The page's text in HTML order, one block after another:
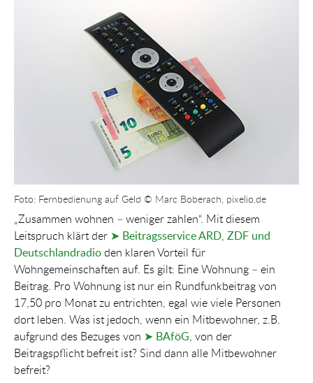
Foto: Fernbedienung auf Geld © Marc Boberach, pixelio.de
„Zusammen wohnen – weniger zahlen“. Mit diesem
Leitspruch klärt der ➤ Beitragsservice ARD, ZDF und
Deutschlandradio den klaren Vorteil für
Wohngemeinschaften auf. Es gilt: Eine Wohnung – ein
Beitrag. Pro Wohnung ist nur ein Rundfunkbeitrag von
17,50 pro Monat zu entrichten, egal wie viele Personen
dort leben. Was ist jedoch, wenn ein Mitbewohner, z.B.
aufgrund des Bezuges von ➤ BAföG, von der
Beitragspflicht befreit ist? Sind dann alle Mitbewohner
befreit?